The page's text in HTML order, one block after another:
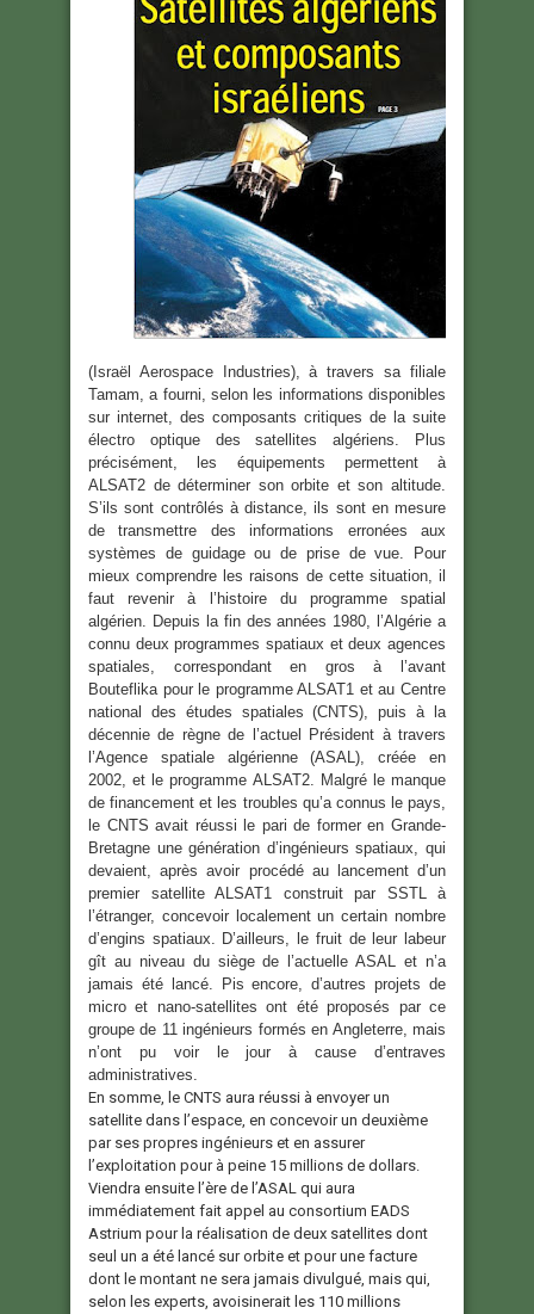
(Israël Aerospace Industries), à travers sa filiale
Tamam, a fourni, selon les informations disponibles
sur internet, des composants critiques de la suite
électro optique des satellites algériens. Plus
précisément, les équipements permettent à
ALSAT2 de déterminer son orbite et son altitude.
S’ils sont contrôlés à distance, ils sont en mesure
de transmettre des informations erronées aux
systèmes de guidage ou de prise de vue. Pour
mieux comprendre les raisons de cette situation, il
faut revenir à l’histoire du programme spatial
algérien. Depuis la fin des années 1980, l’Algérie a
connu deux programmes spatiaux et deux agences
spatiales, correspondant en gros à l’avant
Bouteflika pour le programme ALSAT1 et au Centre
national des études spatiales (CNTS), puis à la
décennie de règne de l’actuel Président à travers
l’Agence spatiale algérienne (ASAL), créée en
2002, et le programme ALSAT2. Malgré le manque
de financement et les troubles qu’a connus le pays,
le CNTS avait réussi le pari de former en Grande-
Bretagne une génération d’ingénieurs spatiaux, qui
devaient, après avoir procédé au lancement d’un
premier satellite ALSAT1 construit par SSTL à
l’étranger, concevoir localement un certain nombre
d’engins spatiaux. D’ailleurs, le fruit de leur labeur
gît au niveau du siège de l’actuelle ASAL et n’a
jamais été lancé. Pis encore, d’autres projets de
micro et nano-satellites ont été proposés par ce
groupe de 11 ingénieurs formés en Angleterre, mais
n’ont pu voir le jour à cause d’entraves
administratives.
En somme, le CNTS aura réussi à envoyer un
satellite dans l’espace, en concevoir un deuxième
par ses propres ingénieurs et en assurer
l’exploitation pour à peine 15 millions de dollars.
Viendra ensuite l’ère de l’ASAL qui aura
immédiatement fait appel au consortium EADS
Astrium pour la réalisation de deux satellites dont
seul un a été lancé sur orbite et pour une facture
dont le montant ne sera jamais divulgué, mais qui,
selon les experts, avoisinerait les 110 millions